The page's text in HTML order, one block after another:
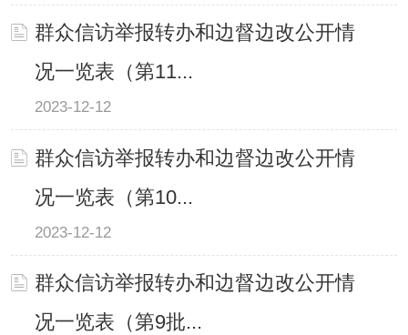
群众信访举报转办和边督边改公开情
况一览表（第11...
2023-12-12
群众信访举报转办和边督边改公开情
况一览表（第10...
2023-12-12
群众信访举报转办和边督边改公开情
况一览表（第9批...